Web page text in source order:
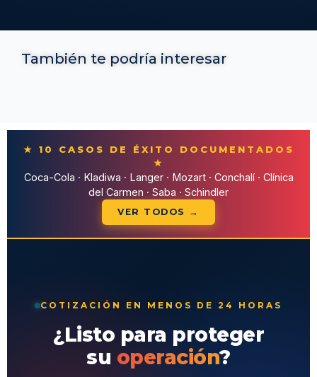
También te podría interesar
★ 10 CASOS DE ÉXITO DOCUMENTADOS
★
Coca-Cola · Kladiwa · Langer · Mozart · Conchalí · Clínica
del Carmen · Saba · Schindler
VER TODOS →
COTIZACIÓN EN MENOS DE 24 HORAS
¿Listo para proteger
su operación?